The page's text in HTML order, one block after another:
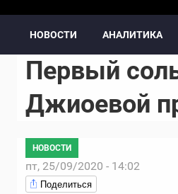
НОВОСТИ АНАЛИТИКА
Первый
Джиоевой
НОВОСТИ
пт, 25/09/2020 - 14:02
Поделиться